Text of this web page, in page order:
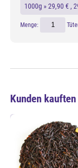
1000g »29,90 € ,
Menge:
Kunden